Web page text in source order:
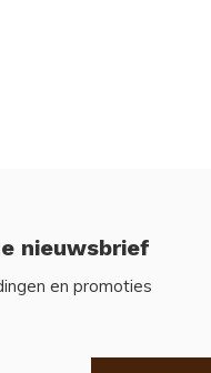
nieuwsbrief
en promoties